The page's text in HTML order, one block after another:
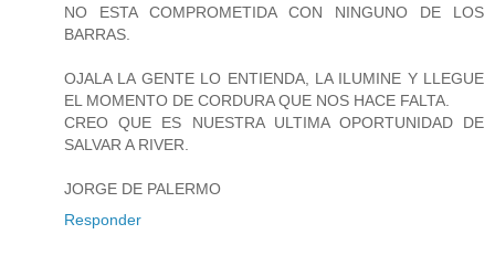
NO ESTA COMPROMETIDA CON NINGUNO DE LOS
BARRAS.
OJALA LA GENTE LO ENTIENDA, LA ILUMINE Y LLEGUE
EL MOMENTO DE CORDURA QUE NOS HACE FALTA.
CREO QUE ES NUESTRA ULTIMA OPORTUNIDAD DE
SALVAR A RIVER.
JORGE DE PALERMO
Responder